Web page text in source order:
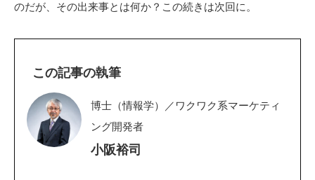
のだが、その出来事とは何か？この続きは次回に。
この記事の執筆
博士（情報学）／ワクワク系マーケティ
ング開発者
小阪裕司